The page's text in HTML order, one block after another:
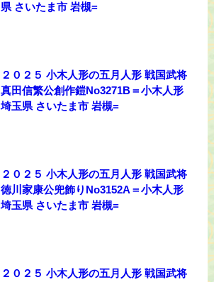
県 さいたま市 岩槻=
２０２５ 小木人形の五月人形 戦国武将
真田信繁公創作鎧No3271B＝小木人形
埼玉県 さいたま市 岩槻=
２０２５ 小木人形の五月人形 戦国武将
徳川家康公兜飾りNo3152A＝小木人形
埼玉県 さいたま市 岩槻=
２０２５ 小木人形の五月人形 戦国武将